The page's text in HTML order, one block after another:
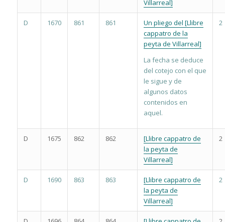
Villarreal]
D 1670 861 861
Un pliego del [Llibre
cappatro de la
peyta de Villarreal]
La fecha se deduce
del cotejo con el que
le sigue y de
algunos datos
contenidos en
aquel.
2
D 1675 862 862
[Llibre cappatro de
la peyta de
Villarreal]
2
D 1690 863 863
[Llibre cappatro de
la peyta de
Villarreal]
2